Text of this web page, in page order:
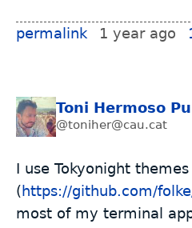
permalink 1 year ago
Toni Hermoso
@toniher@cau.cat
I use Tokyonight themes
(https://github.com/
most of my terminal